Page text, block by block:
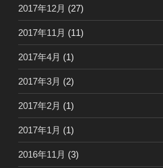
2017年12月 (27)
2017年11月 (11)
2017年4月 (1)
2017年3月 (2)
2017年2月 (1)
2017年1月 (1)
2016年11月 (3)